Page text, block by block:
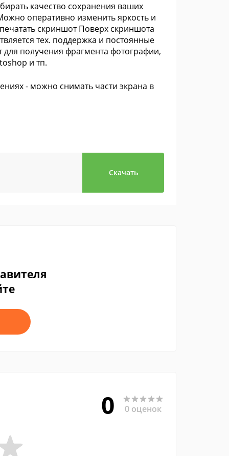
качество сохранения ваших
оперативно изменить яркость и
скриншот Поверх скриншота
тех. поддержка и постоянные
получения фрагмента фотографии,
и тп.
- можно снимать части экрана в
Скачать
0 0 оценок